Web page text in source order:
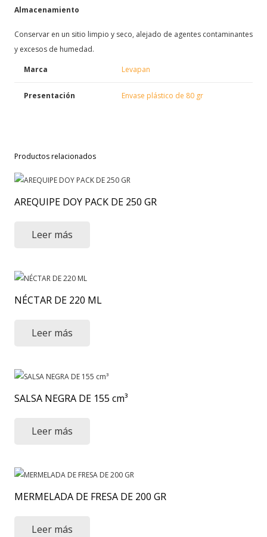
Almacenamiento
Conservar en un sitio limpio y seco, alejado de agentes contaminantes
y excesos de humedad.
Marca
Levapan
Presentación Envase plástico de 80 gr
Productos relacionados
AREQUIPE DOY PACK DE 250 GR
Leer más
NÉCTAR DE 220 ML
Leer más
SALSA NEGRA DE 155 cm³
Leer más
MERMELADA DE FRESA DE 200 GR
Leer más